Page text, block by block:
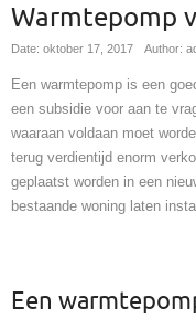
Warmtepomp
Date: oktober 17, 2017 Author:
Een warmtepomp is een
een subsidie voor aan te
waaraan voldaan moet
terug verdientijd enorm
geplaatst worden in een
bestaande woning laten
Een